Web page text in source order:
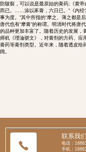
防皲裂，可以说是最原始的膏药;《黄
而已。……涂以豕膏，六日已。”《内经
事为度。”其中所指的“摩之、薄之都是
唐代也有“摩膏”的称谓。明清时代将唐
的品种更加丰富了。随着历史的发展，
师机《理淪骈文》，对膏剂的方药、
膏药等膏剂类型。近年来，随着透皮给
阔。
联系我们
电话：
手机：